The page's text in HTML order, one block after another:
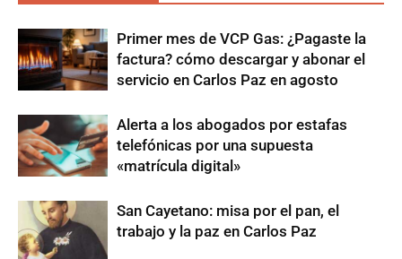
Primer mes de VCP Gas: ¿Pagaste la
factura? cómo descargar y abonar el
servicio en Carlos Paz en agosto
Alerta a los abogados por estafas
telefónicas por una supuesta
«matrícula digital»
San Cayetano: misa por el pan, el
trabajo y la paz en Carlos Paz